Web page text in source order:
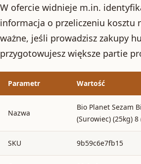
W ofercie widnieje m.in.
informacja o przeliczeniu kosztu
ważne, jeśli prowadzisz zakupy
przygotowujesz większe partie
Parametr Wartość
Nazwa
Bio Planet Sezam
(Surowiec) (25kg) 8
SKU 9b59c6e7fb15